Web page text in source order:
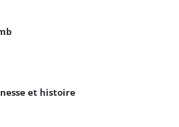
et histoire